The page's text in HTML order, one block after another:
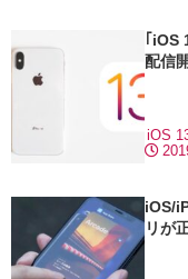
｢
配信
iOS
iOS/
リが